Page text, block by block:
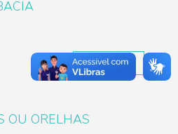
LEIA MAIS
OU ORELHAS